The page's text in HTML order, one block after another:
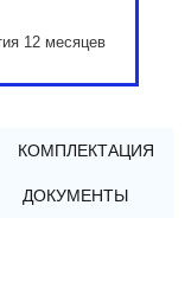
12 месяцев
КОМПЛЕКТАЦИЯ
ДОКУМЕНТЫ